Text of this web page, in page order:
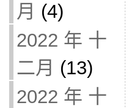
月 (4)
2022 年 十
二月 (13)
2022 年 十